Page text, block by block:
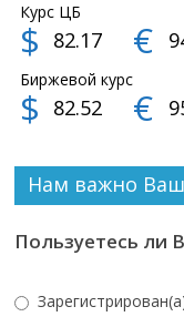
Курс ЦБ
$ 82.17 €
Биржевой курс
$ 82.52 €
Нам важно
Пользуетесь ли